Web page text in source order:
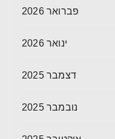
פברואר 2026
ינואר 2026
דצמבר 2025
נובמבר 2025